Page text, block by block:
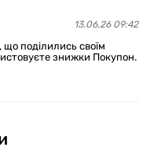
13.06.26 09:42
поділились своїм
знижки Покупон.